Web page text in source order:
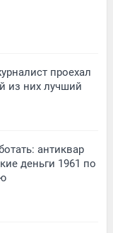
проехал
из них лучший
антиквар
деньги 1961 по